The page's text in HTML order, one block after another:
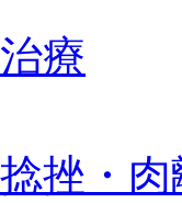
療
挫・